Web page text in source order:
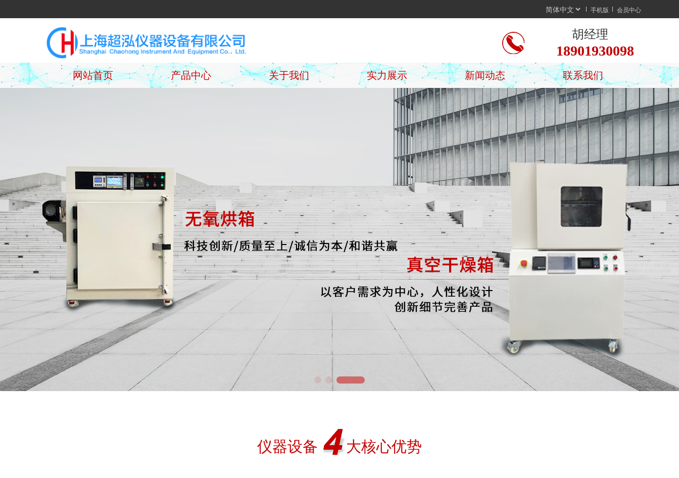
手机版 会员中心
18901930098
胡经理
网站首页 产品中心 关于我们 实力展示 新闻动态 联系我们
仪器设备       大核心优势